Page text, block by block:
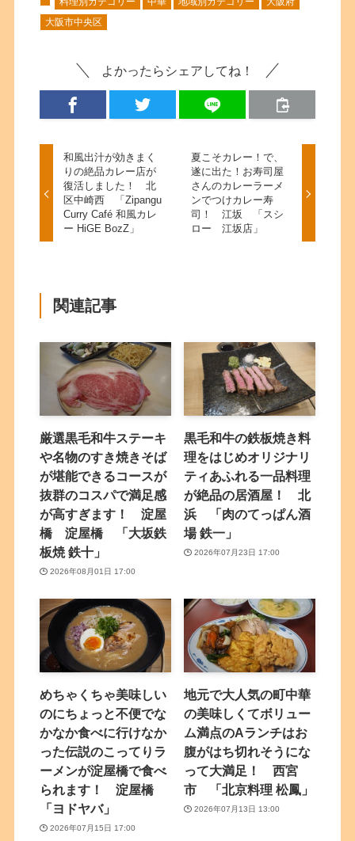
大阪市中央区
よかったらシェアしてね！
和風出汁が効きまく
りの絶品カレー店が
復活しました！ 北
区中崎西 「Zipangu
Curry Café 和風カレ
ー HiGE BozZ」
夏こそカレー！で、
遂に出た！お寿司屋
さんのカレーラーメ
ンでつけカレー寿
司！ 江坂 「スシ
ロー 江坂店」
関連記事
厳選黒毛和牛ステーキ
や名物のすき焼きそば
が堪能できるコースが
抜群のコスパで満足感
が高すぎます！ 淀屋
橋 淀屋橋 「大坂鉄
板焼 鉄十」
2026年08月01日 17:00
黒毛和牛の鉄板焼き料
理をはじめオリジナリ
ティあふれる一品料理
が絶品の居酒屋！ 北
浜 「肉のてっぱん酒
場 鉄一」
2026年07月23日 17:00
めちゃくちゃ美味しい
のにちょっと不便でな
かなか食べに行けなか
った伝説のこってりラ
ーメンが淀屋橋で食べ
られます！ 淀屋橋
「ヨドヤバ」
2026年07月15日 17:00
地元で大人気の町中華
の美味しくてボリュー
ム満点のAランチはお
腹がはち切れそうにな
って大満足！ 西宮
市 「北京料理 松鳳」
2026年07月13日 13:00